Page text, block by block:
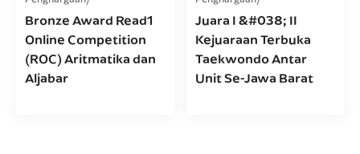
Bronze Award Read1
Online Competition
(ROC) Aritmatika dan
Aljabar
Juara I &#038; II
Kejuaraan Terbuka
Taekwondo Antar
Unit Se-Jawa Barat